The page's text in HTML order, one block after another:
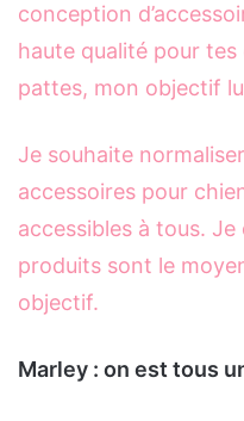
conception
haute qualité pour
pattes, mon objectif
Je souhaite
accessoires pour
accessibles à tous.
produits sont le
objectif.
Marley : on est tous